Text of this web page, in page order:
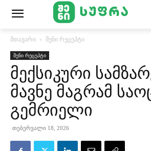
მთავარი შენი რეცეპტი
შენი რეცეპტი
მექსიკური
მავნე მაგრამ
გემრიელი
თებერვალი 18, 2026